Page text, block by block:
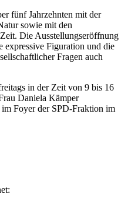
fünf Jahrzehnten mit der
sowie mit den
Die Ausstellungseröffnung
expressive Figuration und die
Fragen auch
in der Zeit von 9 bis 16
Daniela Kämper
Foyer der SPD-Fraktion im